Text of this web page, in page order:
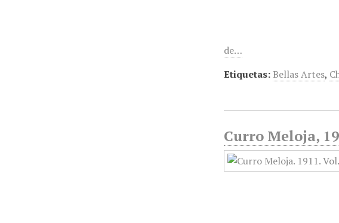
de…
Etiquetas: Bellas Artes,
Curro Meloja,